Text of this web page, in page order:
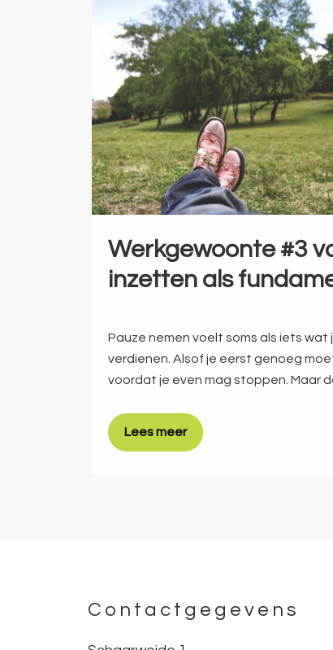
Werkgewoonte #3
inzetten als
Pauze nemen voelt soms als iets wat
verdienen. Alsof je eerst genoeg
voordat je even mag stoppen. Maar
Lees meer
Footer
Contactgegevens